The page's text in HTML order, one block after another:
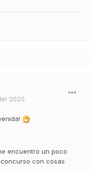
2020
encuentro un poco
con cosas